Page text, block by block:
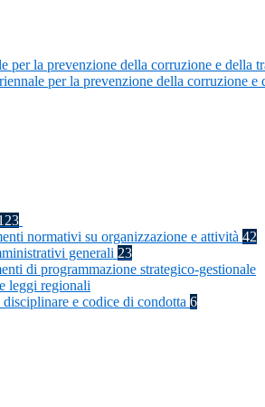
per la prevenzione della corruzione e della
per la prevenzione della corruzione e
normativi su organizzazione e attività 42
generali 23
di programmazione strategico-gestionale
leggi regionali
e codice di condotta 6